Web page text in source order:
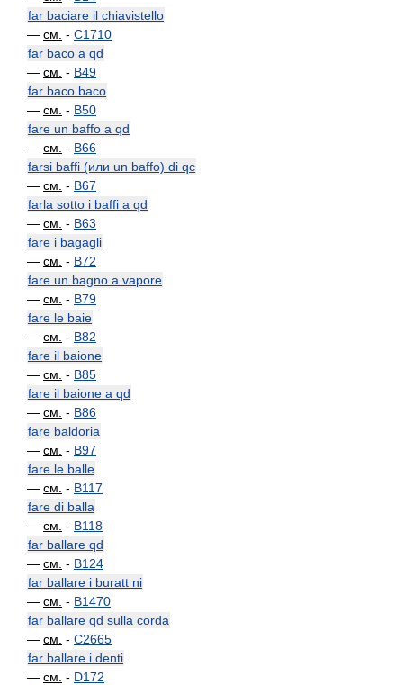
far baciare il chiavistello
— см. - C1710
far baco a qd
— см. - B49
far baco baco
— см. - B50
fare un baffo a qd
— см. - B66
farsi baffi (или un baffo) di qc
— см. - B67
farla sotto i baffi a qd
— см. - B63
fare i bagagli
— см. - B72
fare un bagno a vapore
— см. - B79
fare le baie
— см. - B82
fare il baione
— см. - B85
fare il baione a qd
— см. - B86
fare baldoria
— см. - B97
fare le balle
— см. - B117
fare di balla
— см. - B118
far ballare qd
— см. - B124
far ballare i buratt ni
— см. - B1470
far ballare qd sulla corda
— см. - C2665
far ballare i denti
— см. - D172